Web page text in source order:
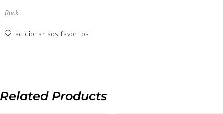
Rock
adicionar aos favoritos
Related Products